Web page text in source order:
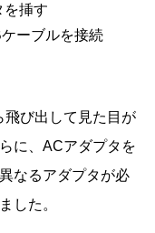
を挿す
ーブルを接続
飛び出して見た目が
に、ACアダプタを
なるアダプタが必
した。